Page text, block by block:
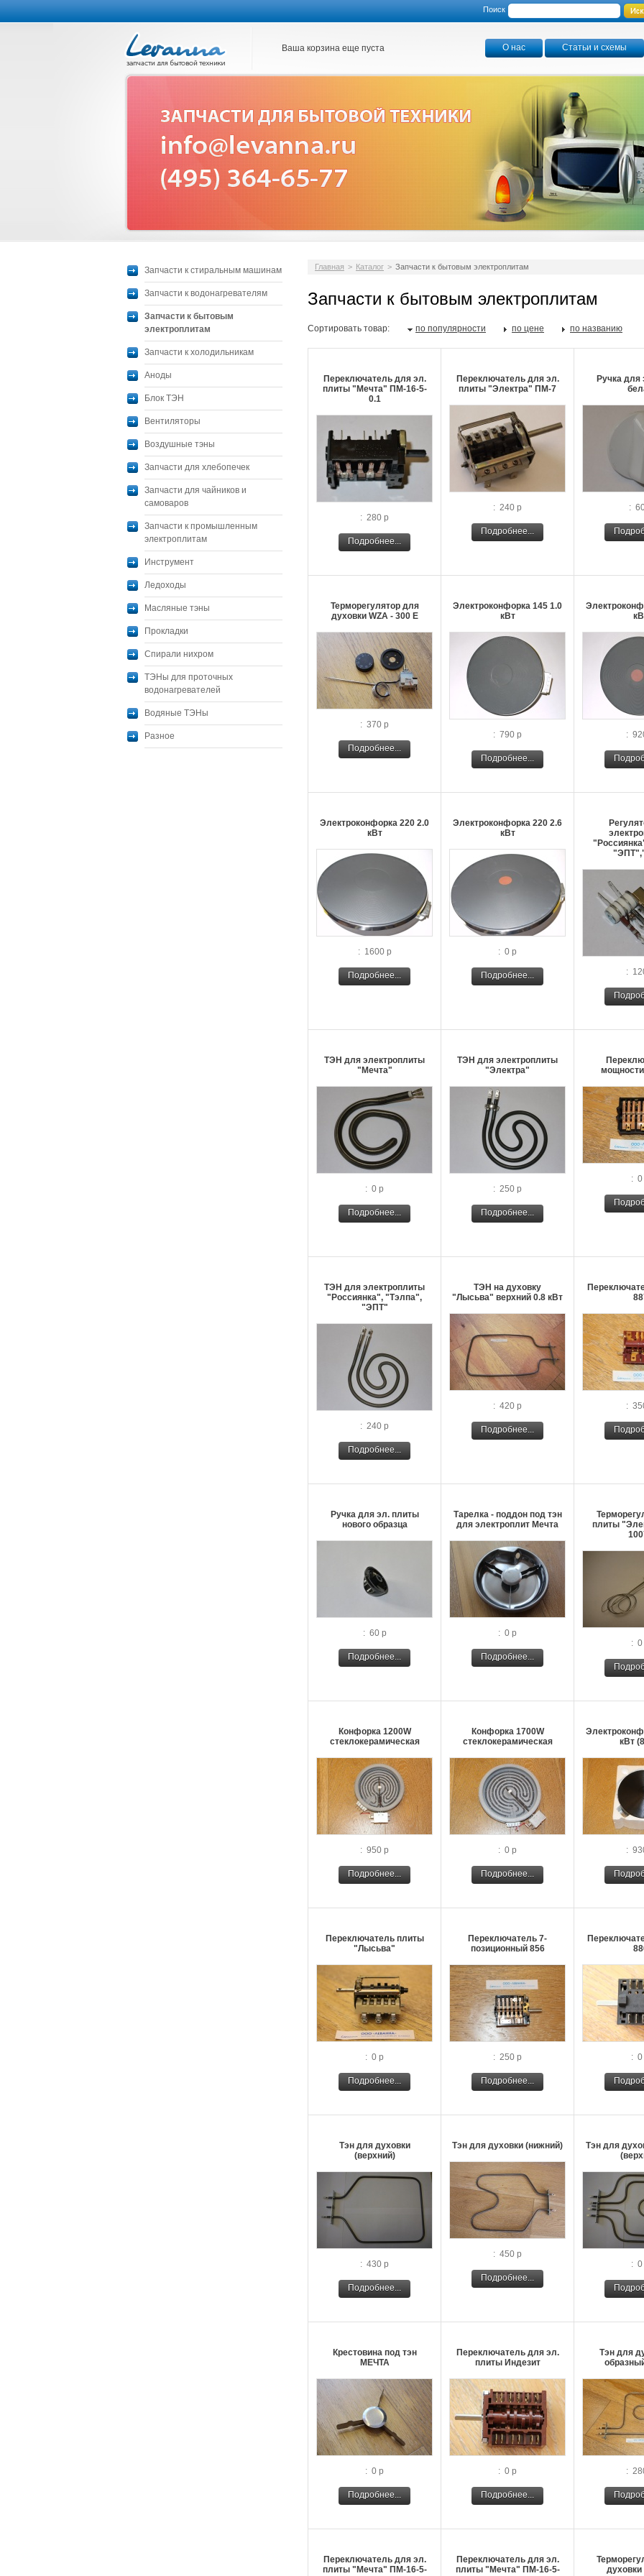
Поиск
Ваша корзина еще пуста О нас Статьи и схемы
Запчасти к стиральным машинам
Запчасти к водонагревателям
Запчасти к бытовым
электроплитам
Запчасти к холодильникам
Аноды
Блок ТЭН
Вентиляторы
Воздушные тэны
Запчасти для хлебопечек
Запчасти для чайников и
самоваров
Запчасти к промышленным
электроплитам
Инструмент
Ледоходы
Масляные тэны
Прокладки
Спирали нихром
ТЭНы для проточных
водонагревателей
Водяные ТЭНы
Разное
Главная > Каталог > Запчасти к бытовым электроплитам
Запчасти к бытовым электроплитам
Сортировать товар: по популярности по цене по названию
Переключатель для эл.
плиты "Мечта" ПМ-16-5-
0.1
: 280 р
Подробнее...
Переключатель для эл.
плиты "Электра" ПМ-7
: 240 р
Подробнее...
Ручка для
:
Терморегулятор для
духовки WZA - 300 E
: 370 р
Подробнее...
Электроконфорка 145 1.0
кВт
: 790 р
Подробнее...
:
Электроконфорка 220 2.0
кВт
: 1600 р
Подробнее...
Электроконфорка 220 2.6
кВт
: 0 р
Подробнее... :
ТЭН для электроплиты
"Мечта"
: 0 р
Подробнее...
ТЭН для электроплиты
"Электра"
: 250 р
Подробнее...
: 0
ТЭН для электроплиты
"Россиянка", "Тэлпа",
"ЭПТ"
: 240 р
Подробнее...
ТЭН на духовку
"Лысьва" верхний 0.8 кВт
: 420 р
Подробнее...
:
Ручка для эл. плиты
нового образца
: 60 р
Подробнее...
Тарелка - поддон под тэн
для электроплит Мечта
: 0 р
Подробнее...
плиты
: 0
Конфорка 1200W
стеклокерамическая
: 950 р
Подробнее...
Конфорка 1700W
стеклокерамическая
: 0 р
Подробнее...
кВт
:
Переключатель плиты
"Лысьва"
: 0 р
Подробнее...
Переключатель 7-
позиционный 856
: 250 р
Подробнее...
: 0
Тэн для духовки
(верхний)
: 430 р
Подробнее...
Тэн для духовки (нижний)
: 450 р
Подробнее...
Тэн для
: 0
Крестовина под тэн
МЕЧТА
: 0 р
Подробнее...
Переключатель для эл.
плиты Индезит
: 0 р
Подробнее...
Тэн для
:
Переключатель для эл.
плиты "Мечта" ПМ-16-5-
Переключатель для эл.
плиты "Мечта" ПМ-16-5-
духовки